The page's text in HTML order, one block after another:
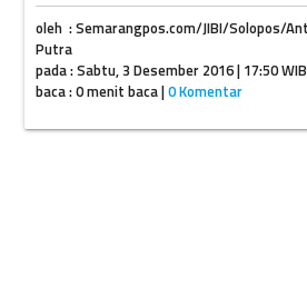
oleh : Semarangpos.com/JIBI/Solopos/
Putra
pada : Sabtu, 3 Desember 2016 | 17:50 WIB
baca : 0 menit baca |0 Komentar